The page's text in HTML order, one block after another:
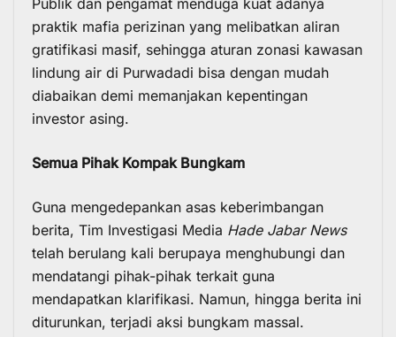
praktik mafia perizinan yang melibatkan aliran
gratifikasi masif, sehingga aturan zonasi kawasan
lindung air di Purwadadi bisa dengan mudah
diabaikan demi memanjakan kepentingan
investor asing.
Semua Pihak Kompak Bungkam
Guna mengedepankan asas keberimbangan
berita, Tim Investigasi Media Hade Jabar News
telah berulang kali berupaya menghubungi dan
mendatangi pihak-pihak terkait guna
mendapatkan klarifikasi. Namun, hingga berita ini
diturunkan, terjadi aksi bungkam massal.